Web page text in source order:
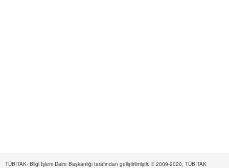
TÜBİTAK- Bilgi İşlem Daire Başkanlığı tarafından geliştirilmiştir. © 2009-2020, TÜBİTAK